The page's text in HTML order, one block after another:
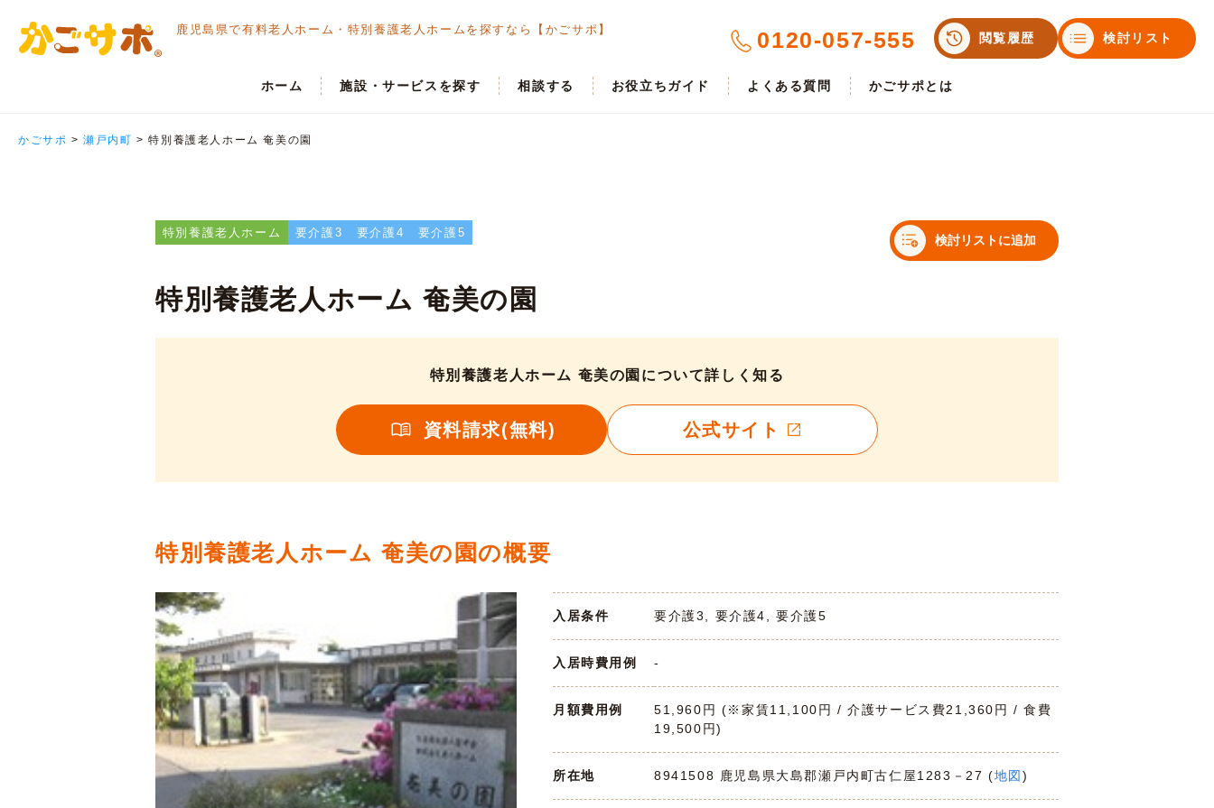
鹿児島県で有料老人ホーム・ 特別養護老人ホームを探すなら【かごサポ】 0120-057-555 閲覧履歴 検討リスト
ホーム 施設・サービスを探す 相談する お役立ちガイド よくある質問 かごサポとは
かごサポ >瀬戸内町 >特別養護老人ホーム 奄美の園
特別養護老人ホーム 要介護3 要介護4 要介護5
検討リストに追加
特別養護老人ホーム 奄美の園
特別養護老人ホーム 奄美の園について詳しく知る
資料請求(無料) 公式サイト
特別養護老人ホーム 奄美の園の概要
入居条件 要介護3, 要介護4, 要介護5
入居時費用例 -
月額費用例
51,960円 (※家賃11,100円 / 介護サービス費21,360円 / 食費
19,500円)
所在地 8941508 鹿児島県大島郡瀬戸内町古仁屋1283－27 (地図 )